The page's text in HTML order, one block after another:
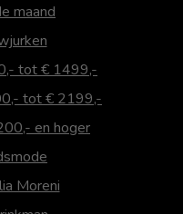
maand
tot € 1499,-
tot € 2199,-
en hoger
Moreni